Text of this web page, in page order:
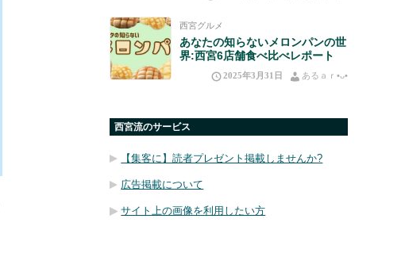
西宮グルメ
あなたの知らないメロンパンの世
界:西宮6店舗食べ比べレポート
2025年3月31日 あるａｒ•⁠ᴗ⁠•⁠
西宮流のサービス
【集客に】読者プレゼント掲載しませんか?
広告掲載について
サイト上の画像を利用したい方